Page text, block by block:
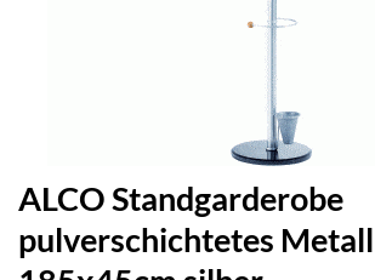
ALCO Standgarderobe
pulverschichtetes Metall